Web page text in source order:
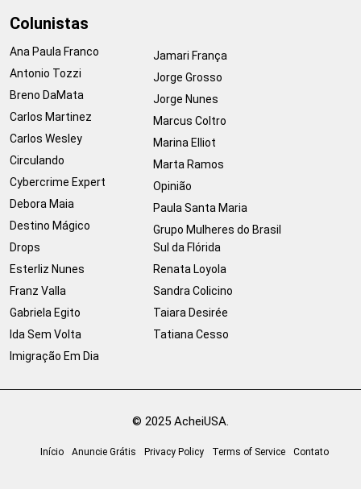
Colunistas
Ana Paula Franco
Antonio Tozzi
Breno DaMata
Carlos Martinez
Carlos Wesley
Circulando
Cybercrime Expert
Debora Maia
Destino Mágico
Drops
Esterliz Nunes
Franz Valla
Gabriela Egito
Ida Sem Volta
Imigração Em Dia
Jamari França
Jorge Grosso
Jorge Nunes
Marcus Coltro
Marina Elliot
Marta Ramos
Opinião
Paula Santa Maria
Grupo Mulheres do Brasil
Sul da Flórida
Renata Loyola
Sandra Colicino
Taiara Desirée
Tatiana Cesso
© 2025 AcheiUSA.
Início Anuncie Grátis Privacy Policy Terms of Service Contato